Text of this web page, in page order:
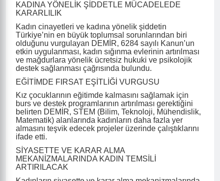
KADINA YÖNELİK ŞİDDETLE MÜCADELEDE
KARARLILIK
Kadın cinayetleri ve kadına yönelik şiddetin
Türkiye’nin en büyük toplumsal sorunlarından biri
olduğunu vurgulayan DEMİR, 6284 sayılı Kanun’un
etkin uygulanması, kadın sığınma evlerinin artırılması
ve mağdurlara yönelik ücretsiz hukuki ve psikolojik
destek sağlanması çağrısında bulundu.
EĞİTİMDE FIRSAT EŞİTLİĞİ VURGUSU
Kız çocuklarının eğitimde kalmasını sağlamak için
burs ve destek programlarının artırılması gerektiğini
belirten DEMİR, STEM (Bilim, Teknoloji, Mühendislik,
Matematik) alanlarında kadınların daha fazla yer
almasını teşvik edecek projeler üzerinde çalıştıklarını
ifade etti.
SİYASETTE VE KARAR ALMA
MEKANİZMALARINDA KADIN TEMSİLİ
ARTIRILACAK